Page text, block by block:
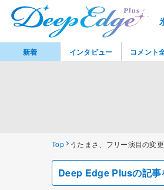
Top うたまさ、フリー演目の変
Deep Edge Plusの記事
新着 インタビュー コメント